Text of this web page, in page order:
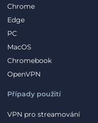
Chrome
Edge
PC
MacOS
Chromebook
OpenVPN
Případy použití
VPN pro streamování